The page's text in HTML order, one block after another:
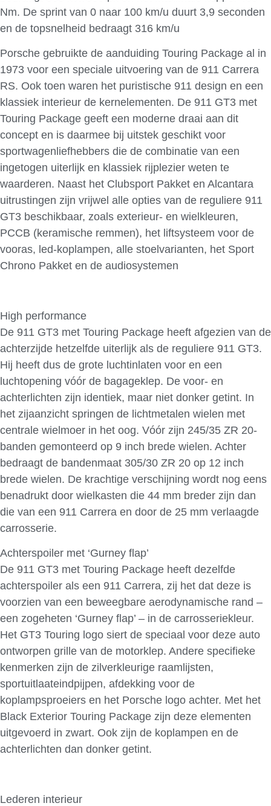
Nm. De sprint van 0 naar 100 km/u duurt 3,9 seconden
en de topsnelheid bedraagt 316 km/u
Porsche gebruikte de aanduiding Touring Package al in
1973 voor een speciale uitvoering van de 911 Carrera
RS. Ook toen waren het puristische 911 design en een
klassiek interieur de kernelementen. De 911 GT3 met
Touring Package geeft een moderne draai aan dit
concept en is daarmee bij uitstek geschikt voor
sportwagenliefhebbers die de combinatie van een
ingetogen uiterlijk en klassiek rijplezier weten te
waarderen. Naast het Clubsport Pakket en Alcantara
uitrustingen zijn vrijwel alle opties van de reguliere 911
GT3 beschikbaar, zoals exterieur- en wielkleuren,
PCCB (keramische remmen), het liftsysteem voor de
vooras, led-koplampen, alle stoelvarianten, het Sport
Chrono Pakket en de audiosystemen
High performance
De 911 GT3 met Touring Package heeft afgezien van de
achterzijde hetzelfde uiterlijk als de reguliere 911 GT3.
Hij heeft dus de grote luchtinlaten voor en een
luchtopening vóór de bagageklep. De voor- en
achterlichten zijn identiek, maar niet donker getint. In
het zijaanzicht springen de lichtmetalen wielen met
centrale wielmoer in het oog. Vóór zijn 245/35 ZR 20-
banden gemonteerd op 9 inch brede wielen. Achter
bedraagt de bandenmaat 305/30 ZR 20 op 12 inch
brede wielen. De krachtige verschijning wordt nog eens
benadrukt door wielkasten die 44 mm breder zijn dan
die van een 911 Carrera en door de 25 mm verlaagde
carrosserie.
Achterspoiler met ‘Gurney flap’
De 911 GT3 met Touring Package heeft dezelfde
achterspoiler als een 911 Carrera, zij het dat deze is
voorzien van een beweegbare aerodynamische rand –
een zogeheten ‘Gurney flap’ – in de carrosseriekleur.
Het GT3 Touring logo siert de speciaal voor deze auto
ontworpen grille van de motorklep. Andere specifieke
kenmerken zijn de zilverkleurige raamlijsten,
sportuitlaateindpijpen, afdekking voor de
koplampsproeiers en het Porsche logo achter. Met het
Black Exterior Touring Package zijn deze elementen
uitgevoerd in zwart. Ook zijn de koplampen en de
achterlichten dan donker getint.
Lederen interieur